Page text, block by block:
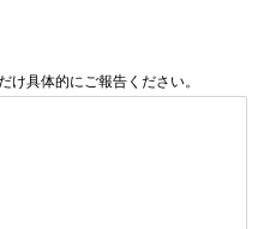
け具体的にご報告ください。